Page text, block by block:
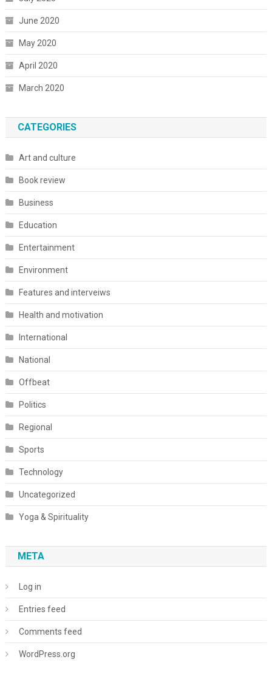
June 2020
May 2020
April 2020
March 2020
CATEGORIES
Art and culture
Book review
Business
Education
Entertainment
Environment
Features and interveiws
Health and motivation
International
National
Offbeat
Politics
Regional
Sports
Technology
Uncategorized
Yoga & Spirituality
META
Log in
Entries feed
Comments feed
WordPress.org